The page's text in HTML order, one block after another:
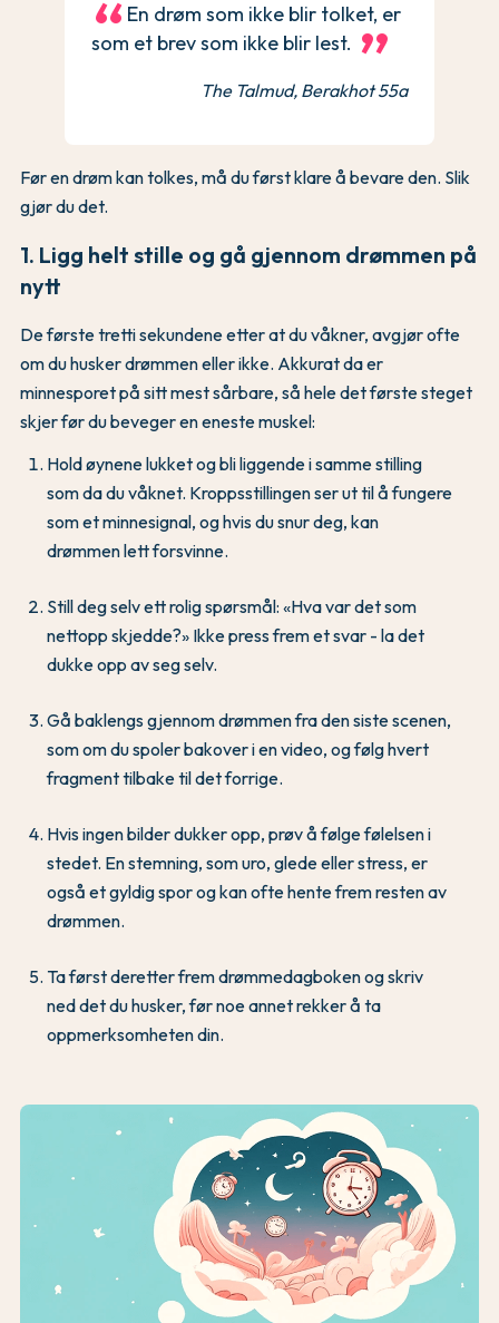
En drøm som ikke blir tolket, er
som et brev som ikke blir lest.
The Talmud, Berakhot 55a
Før en drøm kan tolkes, må du først klare å bevare den. Slik
gjør du det.
1. Ligg helt stille og gå gjennom drømmen på
nytt
De første tretti sekundene etter at du våkner, avgjør ofte
om du husker drømmen eller ikke. Akkurat da er
minnesporet på sitt mest sårbare, så hele det første steget
skjer før du beveger en eneste muskel:
Hold øynene lukket og bli liggende i samme stilling
som da du våknet. Kroppsstillingen ser ut til å fungere
som et minnesignal, og hvis du snur deg, kan
drømmen lett forsvinne.
Still deg selv ett rolig spørsmål: «Hva var det som
nettopp skjedde?» Ikke press frem et svar - la det
dukke opp av seg selv.
Gå baklengs gjennom drømmen fra den siste scenen,
som om du spoler bakover i en video, og følg hvert
fragment tilbake til det forrige.
Hvis ingen bilder dukker opp, prøv å følge følelsen i
stedet. En stemning, som uro, glede eller stress, er
også et gyldig spor og kan ofte hente frem resten av
drømmen.
Ta først deretter frem drømmedagboken og skriv
ned det du husker, før noe annet rekker å ta
oppmerksomheten din.